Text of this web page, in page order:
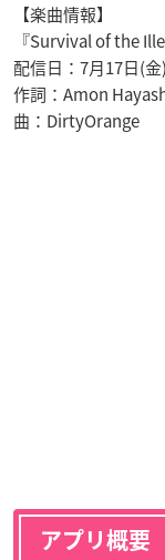
【楽曲情報】
『Survival of the
配信日： 7月17日(金)
作詞： Amon
曲： DirtyOrange
アプリ概要